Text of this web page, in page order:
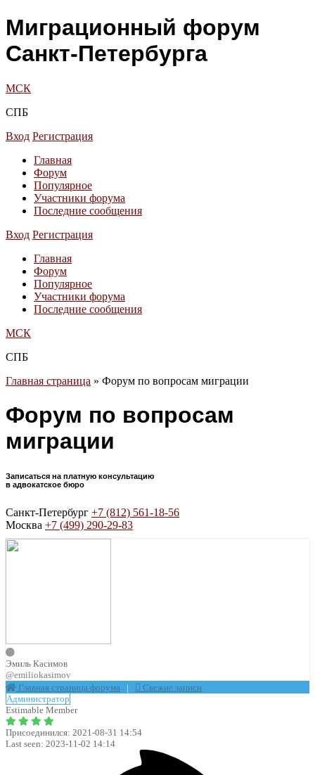
Миграционный форум
Санкт-Петербурга
МСК
СПБ
Вход Регистрация
Главная
Форум
Популярное
Участники форума
Последние сообщения
Вход Регистрация
Главная
Форум
Популярное
Участники форума
Последние сообщения
МСК
СПБ
Главная страница » Форум по вопросам миграции
Форум по вопросам
миграции
Записаться на платную консультацию
в адвокатское бюро
Санкт-Петербург +7 (812) 561-18-56
Москва +7 (499) 290-29-83
Эмиль Касимов
@emiliokasimov
Главная страница форума |
Свежие записи
Администратор
Estimable Member
Присоединился: 2021-08-31 14:54
Last seen: 2023-11-02 14:14